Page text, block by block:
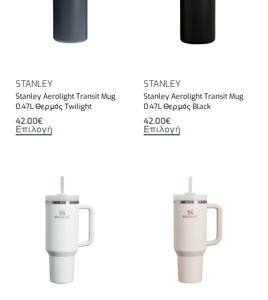
STANLEY
Stanley Aerolight Transit Mug
0.47L Θερμός Twilight
42.00€
Επιλογή
STANLEY
Stanley Aerolight Transit Mug
0.47L Θερμός Black
42.00€
Επιλογή